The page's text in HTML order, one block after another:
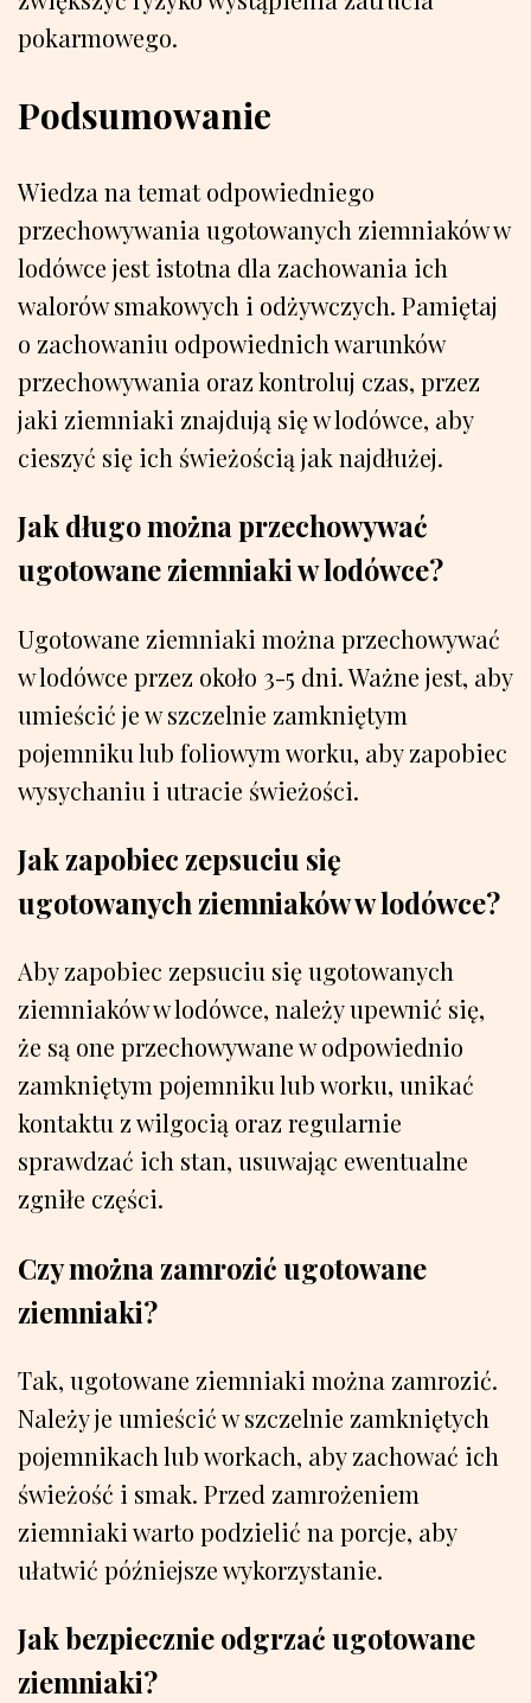
pokarmowego.
Podsumowanie
Wiedza na temat odpowiedniego
przechowywania ugotowanych ziemniaków w
lodówce jest istotna dla zachowania ich
walorów smakowych i odżywczych. Pamiętaj
o zachowaniu odpowiednich warunków
przechowywania oraz kontroluj czas, przez
jaki ziemniaki znajdują się w lodówce, aby
cieszyć się ich świeżością jak najdłużej.
Jak długo można przechowywać
ugotowane ziemniaki w lodówce?
Ugotowane ziemniaki można przechowywać
w lodówce przez około 3-5 dni. Ważne jest, aby
umieścić je w szczelnie zamkniętym
pojemniku lub foliowym worku, aby zapobiec
wysychaniu i utracie świeżości.
Jak zapobiec zepsuciu się
ugotowanych ziemniaków w lodówce?
Aby zapobiec zepsuciu się ugotowanych
ziemniaków w lodówce, należy upewnić się,
że są one przechowywane w odpowiednio
zamkniętym pojemniku lub worku, unikać
kontaktu z wilgocią oraz regularnie
sprawdzać ich stan, usuwając ewentualne
zgniłe części.
Czy można zamrozić ugotowane
ziemniaki?
Tak, ugotowane ziemniaki można zamrozić.
Należy je umieścić w szczelnie zamkniętych
pojemnikach lub workach, aby zachować ich
świeżość i smak. Przed zamrożeniem
ziemniaki warto podzielić na porcje, aby
ułatwić późniejsze wykorzystanie.
Jak bezpiecznie odgrzać ugotowane
ziemniaki?